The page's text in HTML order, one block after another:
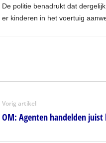
De politie benadrukt dat
er kinderen in het voertuig
Vorig artikel
OM: Agenten handelden